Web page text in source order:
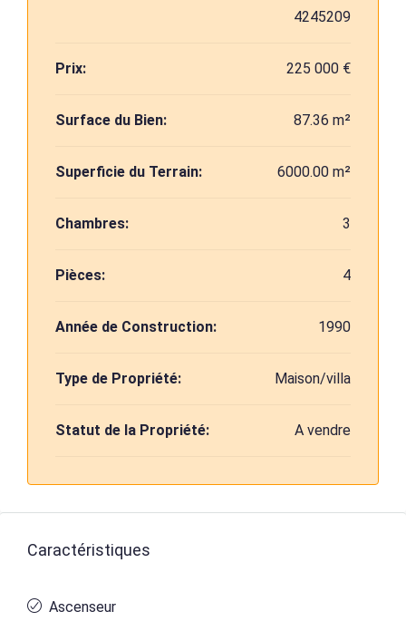
4245209
Prix: 225 000 €
Surface du Bien: 87.36 m²
Superficie du Terrain: 6000.00 m²
Chambres: 3
Pièces: 4
Année de Construction: 1990
Type de Propriété: Maison/villa
Statut de la Propriété: A vendre
Caractéristiques
Ascenseur